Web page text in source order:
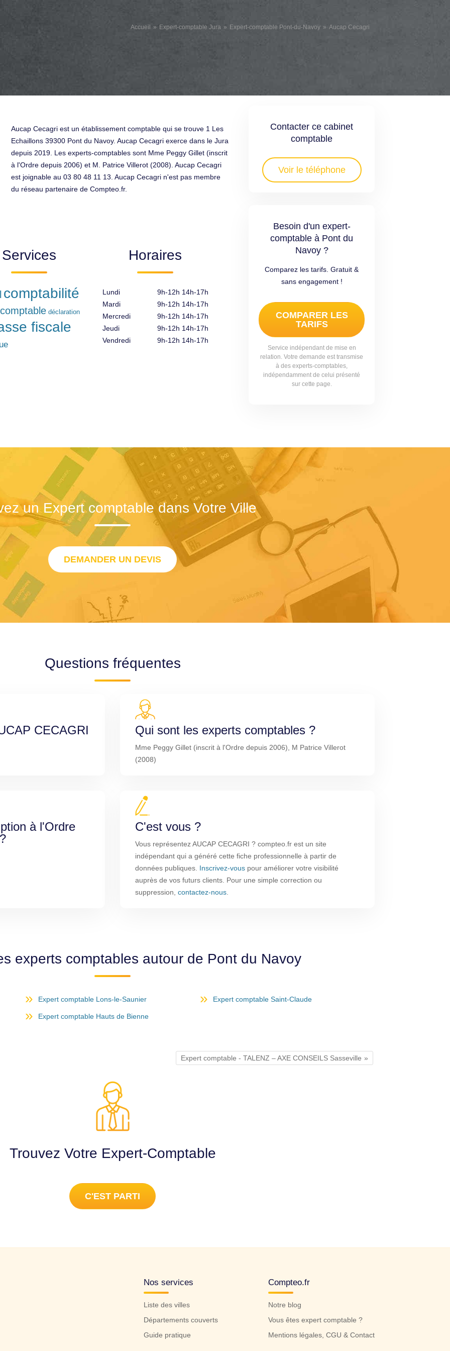
Accueil Expert-comptable Jura Expert-comptable Pont-du-Navoy Aucap Cecagri
Contacter ce cabinet
comptable
Voir le téléphone
Besoin d'un expert-
comptable à Pont du
Navoy ?
Comparez les tarifs. Gratuit &
sans engagement !
COMPARER LES
TARIFS
Service indépendant de mise en
relation. Votre demande est transmise
à des experts-comptables,
indépendamment de celui présenté
sur cette page.
Aucap Cecagri est un établissement comptable qui se trouve 1 Les
Echaillons 39300 Pont du Navoy. Aucap Cecagri exerce dans le Jura
depuis 2019. Les experts-comptables sont Mme Peggy Gillet (inscrit
à l'Ordre depuis 2006) et M. Patrice Villerot (2008). Aucap Cecagri
est joignable au 03 80 48 11 13. Aucap Cecagri n'est pas membre
du réseau partenaire de Compteo.fr.
Services
comptabilité
déclaration
fiscale
Horaires
Lundi
Mardi
Mercredi
Jeudi
Vendredi
9h-12h 14h-17h
9h-12h 14h-17h
9h-12h 14h-17h
9h-12h 14h-17h
9h-12h 14h-17h
un Expert comptable dans Votre Ville
DEMANDER UN DEVIS
Questions fréquentes
CECAGRI Qui sont les experts comptables ?
Mme Peggy Gillet (inscrit à l'Ordre depuis 2006), M Patrice Villerot
(2008)
à l'Ordre
C'est vous ?
Vous représentez AUCAP CECAGRI ? compteo.fr est un site
indépendant qui a généré cette fiche professionnelle à partir de
données publiques. Inscrivez-vous pour améliorer votre visibilité
auprès de vos futurs clients. Pour une simple correction ou
suppression, contactez-nous
experts comptables autour de Pont du Navoy
Expert comptable Lons-le-Saunier Expert comptable Saint-Claude
Expert comptable Hauts de Bienne
Expert comptable - TALENZ – AXE CONSEILS Sasseville
Trouvez Votre Expert-Comptable
C'EST PARTI
Nos services
Liste des villes
Départements couverts
Guide pratique
Compteo.fr
Notre blog
Vous êtes expert comptable ?
Mentions légales, CGU & Contact